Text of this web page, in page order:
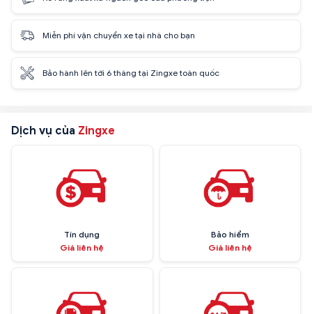
Miễn phí vận chuyển xe tại nhà cho bạn
Bảo hành lên tới 6 tháng tại Zingxe toàn quốc
Dịch vụ của Zingxe
Tín dụng
Giá liên hệ
Bảo hiểm
Giá liên hệ